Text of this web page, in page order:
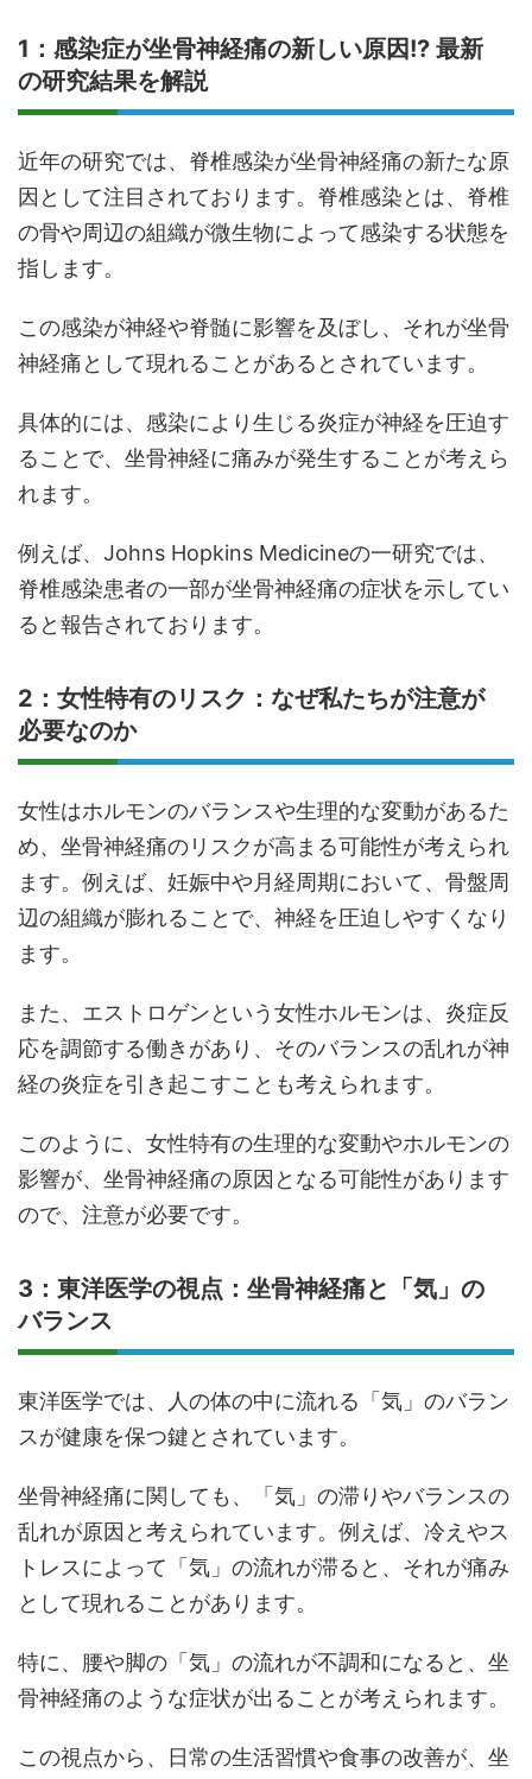
1：感染症が坐骨神経痛の新しい原因!? 最新
の研究結果を解説
近年の研究では、脊椎感染が坐骨神経痛の新たな原
因として注目されております。脊椎感染とは、脊椎
の骨や周辺の組織が微生物によって感染する状態を
指します。
この感染が神経や脊髄に影響を及ぼし、それが坐骨
神経痛として現れることがあるとされています。
具体的には、感染により生じる炎症が神経を圧迫す
ることで、坐骨神経に痛みが発生することが考えら
れます。
例えば、Johns Hopkins Medicineの一研究では、
脊椎感染患者の一部が坐骨神経痛の症状を示してい
ると報告されております。
2：女性特有のリスク：なぜ私たちが注意が
必要なのか
女性はホルモンのバランスや生理的な変動があるた
め、坐骨神経痛のリスクが高まる可能性が考えられ
ます。例えば、妊娠中や月経周期において、骨盤周
辺の組織が膨れることで、神経を圧迫しやすくなり
ます。
また、エストロゲンという女性ホルモンは、炎症反
応を調節する働きがあり、そのバランスの乱れが神
経の炎症を引き起こすことも考えられます。
このように、女性特有の生理的な変動やホルモンの
影響が、坐骨神経痛の原因となる可能性があります
ので、注意が必要です。
3：東洋医学の視点：坐骨神経痛と「気」の
バランス
東洋医学では、人の体の中に流れる「気」のバラン
スが健康を保つ鍵とされています。
坐骨神経痛に関しても、「気」の滞りやバランスの
乱れが原因と考えられています。例えば、冷えやス
トレスによって「気」の流れが滞ると、それが痛み
として現れることがあります。
特に、腰や脚の「気」の流れが不調和になると、坐
骨神経痛のような症状が出ることが考えられます。
この視点から、日常の生活習慣や食事の改善が、坐